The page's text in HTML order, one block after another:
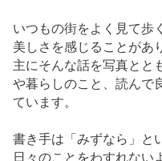
いつもの街をよく見て歩
美しさを感じることがあ
主にそんな話を写真とと
や暮らしのこと、読んで
ています。
書き手は「みずなら」と
日々のことをわすれない